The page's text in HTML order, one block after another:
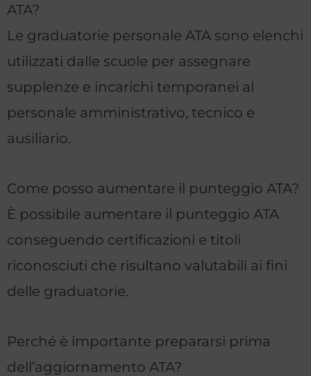
ATA?
Le graduatorie personale ATA sono elenchi
utilizzati dalle scuole per assegnare
supplenze e incarichi temporanei al
personale amministrativo, tecnico e
ausiliario.
Come posso aumentare il punteggio ATA?
È possibile aumentare il punteggio ATA
conseguendo certificazioni e titoli
riconosciuti che risultano valutabili ai fini
delle graduatorie.
Perché è importante prepararsi prima
dell’aggiornamento ATA?